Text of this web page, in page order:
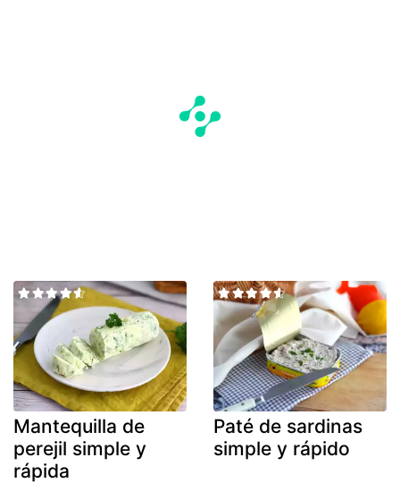
Mantequilla de
perejil simple y
rápida
Paté de sardinas
simple y rápido